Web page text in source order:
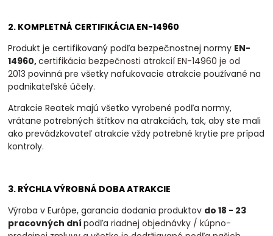
2. KOMPLETNÁ CERTIFIKÁCIA EN-14960
Produkt je certifikovaný podľa bezpečnostnej normy EN-
14960,certifikácia bezpečnosti atrakcií EN-14960 je od
2013povinnápre všetky nafukovacie atrakcie používané na
podnikateľské účely.
Atrakcie Reatek majú všetko vyrobené podľa normy,
vrátane potrebných štítkov na atrakciách, tak, aby ste mali
ako prevádzkovateľ atrakcie vždy potrebné krytie pre prípad
kontroly.
3. RÝCHLA VÝROBNÁ DOBA ATRAKCIE
Výroba v Európe, garancia dodania produktov do 18 - 23
pracovných dnípodľariadnej objednávky / kúpno-